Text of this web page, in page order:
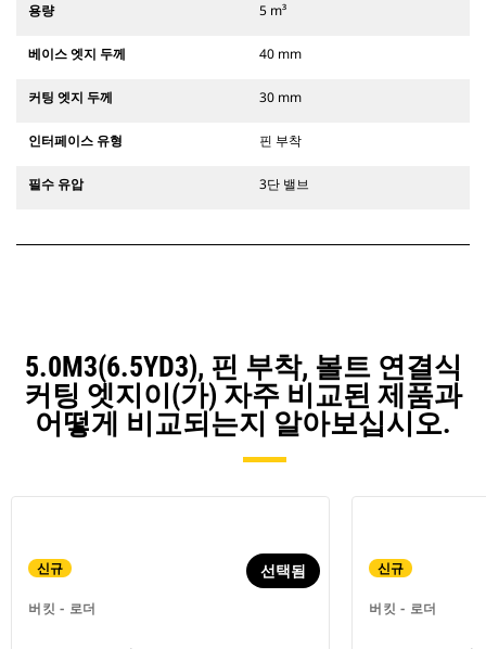
용량 5 m³
베이스 엣지 두께 40 mm
커팅 엣지 두께 30 mm
인터페이스 유형 핀 부착
필수 유압 3단 밸브
5.0M3(6.5YD3), 핀 부착, 볼트 연결식
커팅 엣지이(가) 자주 비교된 제품과
어떻게 비교되는지 알아보십시오.
신규
버킷 - 로더
선택됨 신규
버킷 - 로더